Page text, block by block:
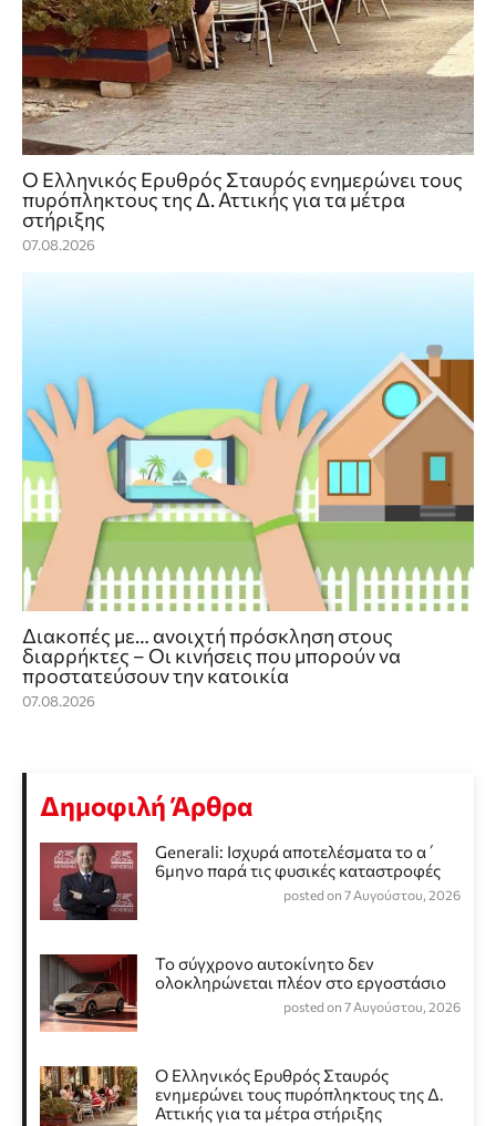
Ο Ελληνικός Ερυθρός Σταυρός ενημερώνει τους
πυρόπληκτους της Δ. Αττικής για τα μέτρα
στήριξης
07.08.2026
Διακοπές με… ανοιχτή πρόσκληση στους
διαρρήκτες – Οι κινήσεις που μπορούν να
προστατεύσουν την κατοικία
07.08.2026
Δημοφιλή Άρθρα
Generali: Ισχυρά αποτελέσματα το α΄
6μηνο παρά τις φυσικές καταστροφές
posted on 7 Αυγούστου, 2026
Το σύγχρονο αυτοκίνητο δεν
ολοκληρώνεται πλέον στο εργοστάσιο
posted on 7 Αυγούστου, 2026
Ο Ελληνικός Ερυθρός Σταυρός
ενημερώνει τους πυρόπληκτους της Δ.
Αττικής για τα μέτρα στήριξης